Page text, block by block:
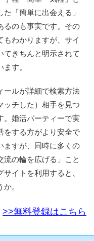
「簡単に出会える」
るのも事実です。その
もわかりますが、サイ
てきちんと明示されて
す。
ールが詳細で検索方法
ッチした）相手を見つ
。婚活パーティーで実
をする方がより安全で
ますが、同時に多くの
の輪を広げる」こと
イトを利用すると、
。
>>無料登録はこちら